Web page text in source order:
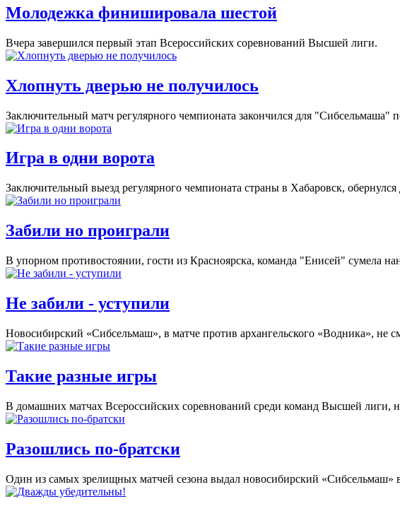
Молодежка финишировала шестой
Вчера завершился первый этап Всероссийских соревнований Высшей лиги.
Хлопнуть дверью не получилось
Заключительный матч регулярного чемпионата закончился для "Сибсельмаша"
Игра в одни ворота
Заключительный выезд регулярного чемпионата страны в Хабаровск,
Забили но проиграли
В упорном противостоянии, гости из Красноярска, команда "Енисей" сумела
Не забили - уступили
Новосибирский «Сибсельмаш», в матче против архангельского «Водника», не
Такие разные игры
В домашних матчах Всероссийских соревнований среди команд Высшей
Разошлись по-братски
Один из самых зрелищных матчей сезона выдал новосибирский